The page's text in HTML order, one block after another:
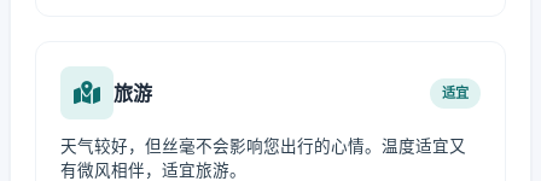
旅游 适宜
天气较好，但丝毫不会影响您出行的心情。温度适宜又
有微风相伴，适宜旅游。